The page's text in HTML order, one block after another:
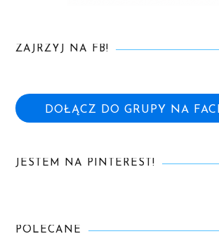
ZAJRZYJ NA FB!
DOŁĄCZ DO GRUPY NA
JESTEM NA PINTEREST!
POLECANE